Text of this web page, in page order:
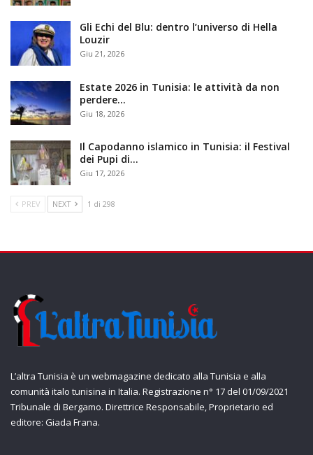
Gli Echi del Blu: dentro l’universo di Hella
Louzir
Giu 21, 2026
Estate 2026 in Tunisia: le attività da non
perdere…
Giu 18, 2026
Il Capodanno islamico in Tunisia: il Festival
dei Pupi di…
Giu 17, 2026
PREV NEXT 1 di 298
L’altra Tunisia è un webmagazine dedicato alla Tunisia e alla
comunità italo tunisina in Italia. Registrazione n° 17 del 01/09/2021
Tribunale di Bergamo. Direttrice Responsabile, Proprietario ed
editore: Giada Frana.